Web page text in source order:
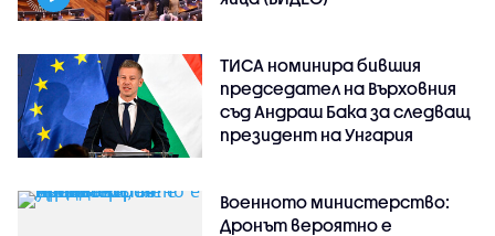
ТИСА номинира бившия
председател на Върховния
съд Андраш Бака за следващ
президент на Унгария
Военното министерство:
Дронът вероятно е